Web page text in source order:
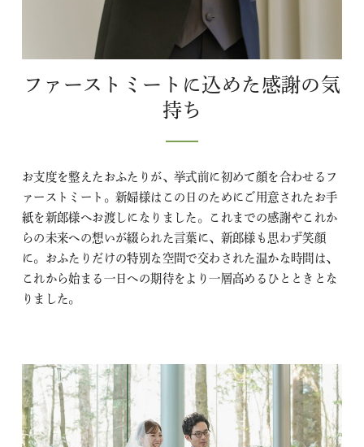
ファーストミートに込めた感謝の気
持ち
お支度を整えたおふたりが、挙式前に初めて顔を合わせるフ
ァーストミート。新婦様はこの日のためにご用意されたお手
紙を新郎様へお渡しになりました。これまでの感謝やこれか
らの未来への想いが綴られた言葉に、新郎様も思わず笑顔
に。おふたりだけの特別な空間で交わされた温かな時間は、
これから始まる一日への期待をより一層高めるひとときとな
りました。